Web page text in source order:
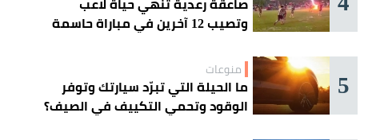
وتصيب 12 آخرين في مباراة حاسمة
5 منوعات
ما الحيلة التي تبرّد سيارتك وتوفر
الوقود وتحمي التكييف في الصيف؟